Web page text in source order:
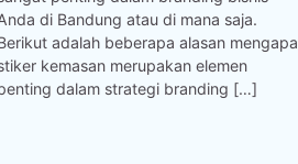
di Bandung atau di mana saja.
adalah beberapa alasan mengapa
kemasan merupakan elemen
dalam strategi branding […]